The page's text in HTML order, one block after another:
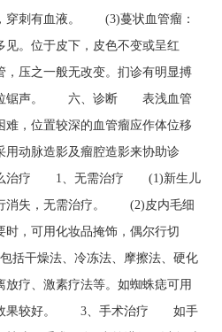
穿刺有血液。 (3)蔓状血管瘤：
见。位于皮下，皮色不变或呈红
，压之一般无改变。扪诊有明显搏
拉锯声。 六、诊断 表浅血管
难，位置较深的血管瘤应作体位移
用动脉造影及瘤腔造影来协助诊
治疗 1、无需治疗 (1)新生儿
消失，无需治疗。 (2)皮内毛细
时，可用化妆品掩饰，偶尔行切
燥法、冷冻法、摩擦法、硬化
疗、激素疗法等。如蜘蛛痣可用
效果较好。 3、手术治疗 如手